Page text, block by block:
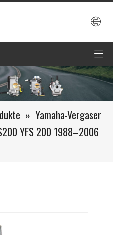
» Yamaha-Vergaser
YFS 200 1988–2006